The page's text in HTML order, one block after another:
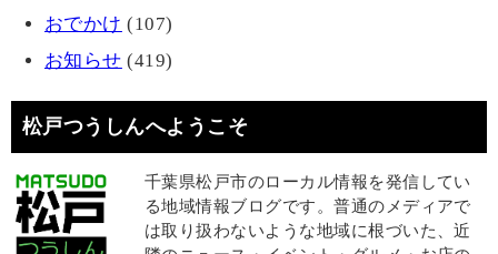
おでかけ (107)
お知らせ (419)
松戸つうしんへようこそ
千葉県松戸市のローカル情報を発信してい
る地域情報ブログです。普通のメディアで
は取り扱わないような地域に根づいた、近